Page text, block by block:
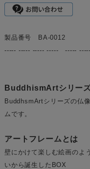
製品番号 BA-0012
----- ----- ----- ----- -----
BuddhismArtシリー
BuddhsmArtシリーズの仏
ムです。
アートフレームとは
壁にかけて楽しむ絵画のよ
いから誕生したBOX